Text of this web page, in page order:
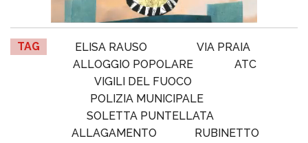
TAG ELISA RAUSO
VIA PRAIA
ALLOGGIO POPOLARE
ATC
VIGILI DEL FUOCO
POLIZIA MUNICIPALE
SOLETTA PUNTELLATA
ALLAGAMENTO
RUBINETTO